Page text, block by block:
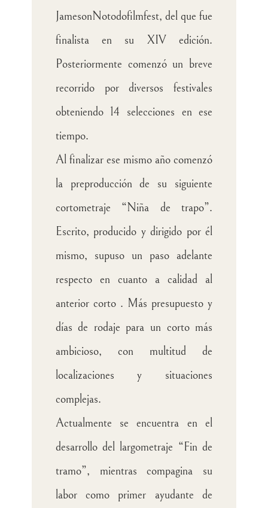
JamesonNotodofilmfest, del que fue
finalista en su XIV edición.
Posteriormente comenzó un breve
recorrido por diversos festivales
obteniendo 14 selecciones en ese
tiempo.
Al finalizar ese mismo año comenzó
la preproducción de su siguiente
cortometraje “Niña de trapo”.
Escrito, producido y dirigido por él
mismo, supuso un paso adelante
respecto en cuanto a calidad al
anterior corto . Más presupuesto y
días de rodaje para un corto más
ambicioso, con multitud de
localizaciones y situaciones
complejas.
Actualmente se encuentra en el
desarrollo del largometraje “Fin de
tramo”, mientras compagina su
labor como primer ayudante de